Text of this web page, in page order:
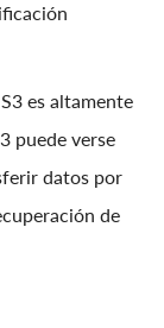
es altamente
puede verse
datos por
de